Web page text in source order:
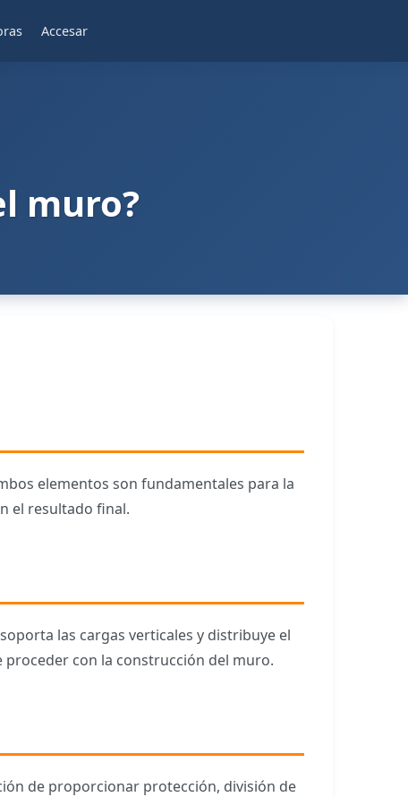
Accesar
muro?
elementos son fundamentales para la
el resultado final.
las cargas verticales y distribuye el
con la construcción del muro.
de proporcionar protección, división de